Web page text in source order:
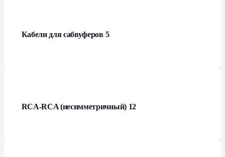
Кабели для сабвуферов 5
RCA-RCA (несимметричный) 12